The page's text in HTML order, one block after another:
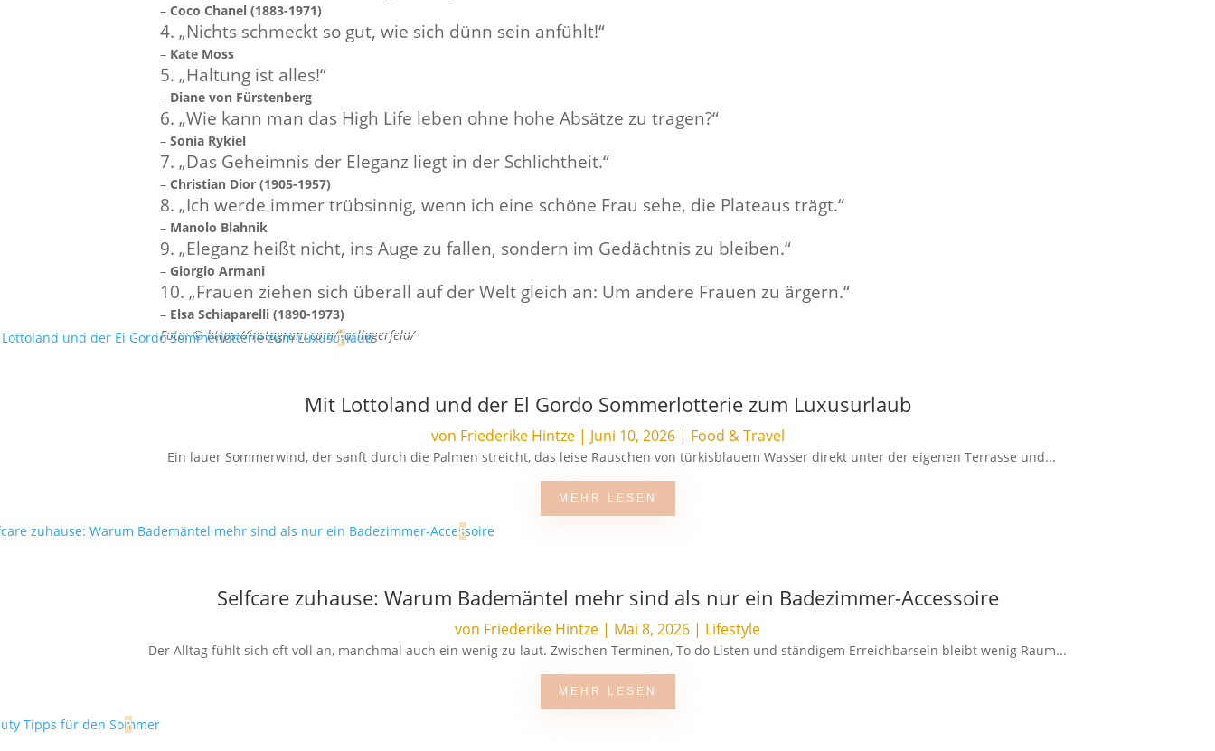
– Coco Chanel (1883-1971)
4. „Nichts schmeckt so gut, wie sich dünn sein anfühlt!“
– Kate Moss
5. „Haltung ist alles!“
– Diane von Fürstenberg
6. „Wie kann man das High Life leben ohne hohe Absätze zu tragen?“
– Sonia Rykiel
7. „Das Geheimnis der Eleganz liegt in der Schlichtheit.“
– Christian Dior (1905-1957)
8. „Ich werde immer trübsinnig, wenn ich eine schöne Frau sehe, die Plateaus trägt.“
– Manolo Blahnik
9. „Eleganz heißt nicht, ins Auge zu fallen, sondern im Gedächtnis zu bleiben.“
– Giorgio Armani
10. „Frauen ziehen sich überall auf der Welt gleich an: Um andere Frauen zu ärgern.“
– Elsa Schiaparelli (1890-1973)
Foto: © https://instagram.com/karllagerfeld/
Mit Lottoland und der El Gordo Sommerlotterie zum Luxusurlaub
von Friederike Hintze| Juni 10, 2026| Food & Travel
Ein lauer Sommerwind, der sanft durch die Palmen streicht, das leise Rauschen von türkisblauem Wasser direkt unter der eigenen Terrasse und...
MEHR LESEN
Selfcare zuhause: Warum Bademäntel mehr sind als nur ein Badezimmer-Accessoire
von Friederike Hintze | Mai 8, 2026 | Lifestyle
Der Alltag fühlt sich oft voll an, manchmal auch ein wenig zu laut. Zwischen Terminen, To do Listen und ständigem Erreichbarsein bleibt wenig Raum...
MEHR LESEN